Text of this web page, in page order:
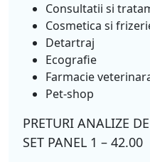
Consultatii si
Cosmetica si
Detartraj
Ecografie
Farmacie
Pet-shop
PRETURI ANALIZE
SET PANEL 1 – 42.00